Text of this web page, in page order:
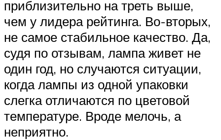
приблизительно на треть выше,
чем у лидера рейтинга. Во-вторых,
не самое стабильное качество. Да,
судя по отзывам, лампа живет не
один год, но случаются ситуации,
когда лампы из одной упаковки
слегка отличаются по цветовой
температуре. Вроде мелочь, а
неприятно.